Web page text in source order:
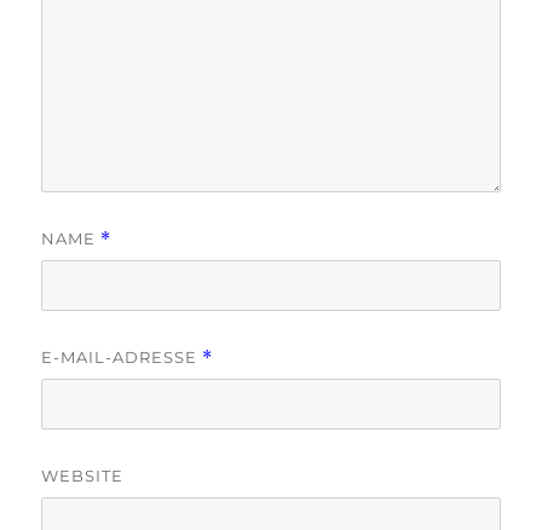
NAME *
E-MAIL-ADRESSE *
WEBSITE